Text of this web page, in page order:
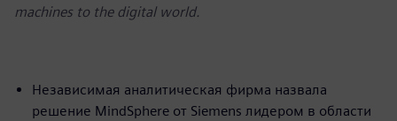
machines to the digital world.
Независимая аналитическая фирма назвала
решение MindSphere от Siemens лидером в области